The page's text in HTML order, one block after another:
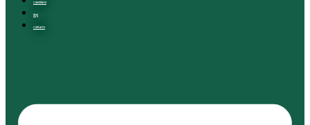
Calendario
Blog
Contacto